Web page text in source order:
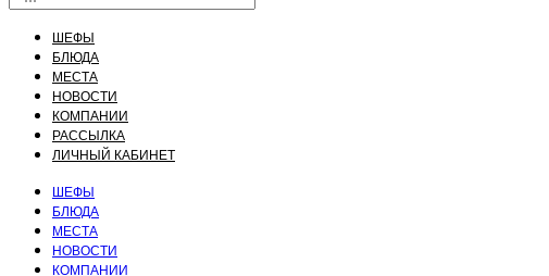
ШЕФЫ
БЛЮДА
МЕСТА
НОВОСТИ
КОМПАНИИ
РАССЫЛКА
ЛИЧНЫЙ КАБИНЕТ
ШЕФЫ
БЛЮДА
МЕСТА
НОВОСТИ
КОМПАНИИ